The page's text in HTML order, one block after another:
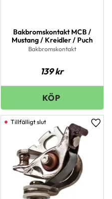
Bakbromskontakt MCB /
Mustang / Kreidler / Puch
Bakbromskontakt
139kr
till i favoriter